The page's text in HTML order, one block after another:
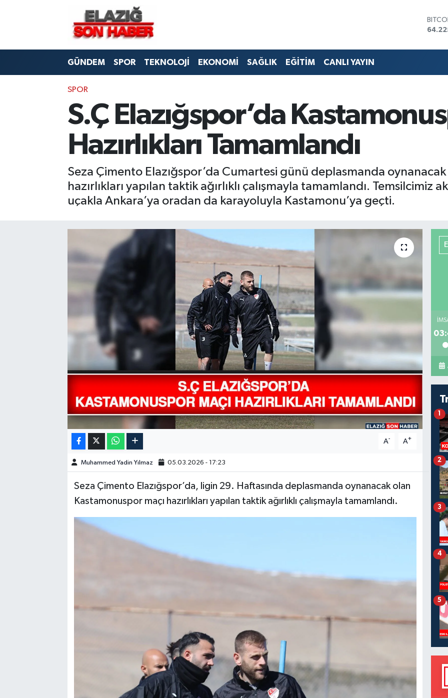
GÜNDEM SPOR TEKNOLOJİ EKONOMİ SAĞLIK EĞİTİM CANLI YAYIN
SPOR
S.Ç Elazığspor’da
Hazırlıkları Tamamlandı
Seza Çimento Elazığspor’da Cumartesi günü deplasmanda
hazırlıkları yapılan taktik ağırlıklı çalışmayla tamamlandı. Temsilcimiz
uçakla Ankara’ya oradan da karayoluyla Kastamonu’ya geçti.
A- A+
Muhammed Yadin Yılmaz 05.03.2026 - 17:23
Seza Çimento Elazığspor’da, ligin 29. Haftasında deplasmanda oynanacak olan
Kastamonuspor maçı hazırlıkları yapılan taktik ağırlıklı çalışmayla tamamlandı.
1
2
3
4
5
CANLI YAYIN
BİLİM VE TEKNOLOJİ
KÜLTÜR-SANAT
MAGAZİN
ÖZEL HABER
Merkez Hava Durumu
Merkez Trafik Yoğunluk Haritası
Süper Lig Puan Durumu ve Fikstür
Tüm Manşetler
Son Dakika Haberleri
Haber Arşivi